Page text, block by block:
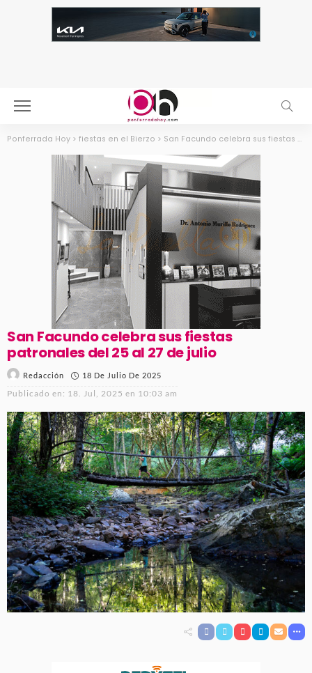
Ponferrada Hoy > fiestas en el Bierzo > San Facundo celebra sus fiestas patronales del 25 al 27 de julio
San Facundo celebra sus fiestas
patronales del 25 al 27 de julio
Redacción 18 De Julio De 2025
Publicado en: 18. Jul, 2025 en 10:03 am